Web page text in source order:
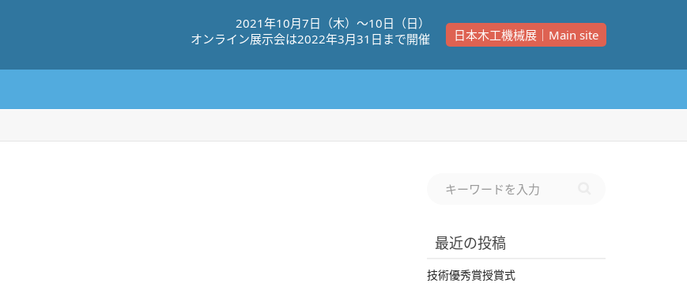
2021年10⽉7⽇（⽊）〜10⽇（⽇）
オンライン展⽰会は2022年3⽉31⽇まで開催
日本木工機械展｜Main site
最近の投稿
技術優秀賞授賞式